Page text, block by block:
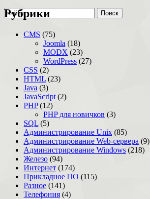
Поиск
Рубрики
CMS (75)
Joomla (18)
MODX (23)
WordPress (27)
CSS (2)
HTML (23)
Java (3)
JavaScript (2)
PHP(12)
PHP для новичков (3)
SQL (5)
Администрирование Unix (85)
Администрирование Web-сервера (9)
Администрирование Windows (218)
Железо (94)
Интернет (174)
Прикладное ПО (115)
Разное (141)
Телефония (4)